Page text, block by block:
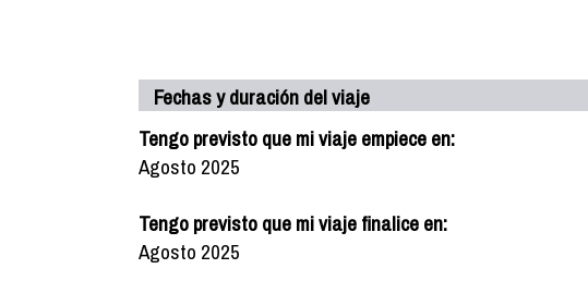
Fechas y duración del viaje
Tengo previsto que mi viaje empiece en:
Agosto 2025
Tengo previsto que mi viaje finalice en:
Agosto 2025